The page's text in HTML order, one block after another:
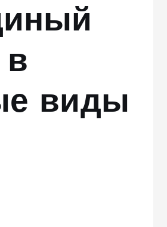
в
виды